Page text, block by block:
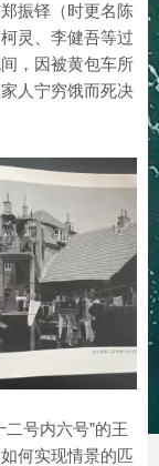
振铎（时更名陈
灵、李健吾等过
，因被黄包车所
人宁穷饿而死决
号内六号”的王
何实现情景的匹